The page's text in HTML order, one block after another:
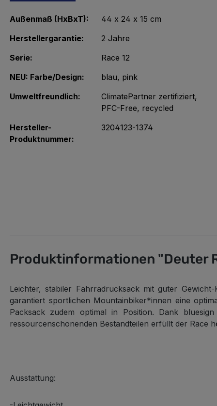
Außenmaß (HxBxT): 44 x 24 x 15 cm
Herstellergarantie:
2 Jahre
Serie:
Race 12
NEU: Farbe/Design:
blau, pink
Umweltfreundlich:
ClimatePartner zertifiziert,
PFC-Free, recycled
Hersteller-
Produktnummer:
3204123-1374
Produktinformationen "Deuter
Leichter, stabiler Fahrradrucksack mit guter
garantiert sportlichen Mountainbiker*innen eine
Packsack zudem optimal in Position. Dank
ressourcenschonenden Bestandteilen erfüllt der Race
Ausstattung: